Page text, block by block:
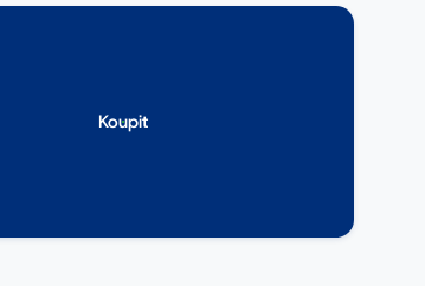
Koupit